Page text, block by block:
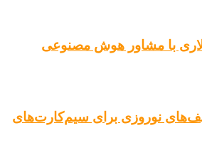
دلاری با مشاور هوش مصنوعی
نوروزی برای سیم‌کارت‌های